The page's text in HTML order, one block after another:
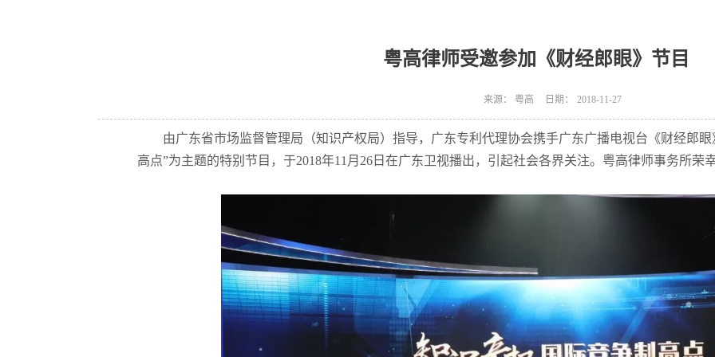
粤高律师受邀参加《财经郎眼》节目
来源： 粤高 日期： 2018-11-27
由广东省市场监督管理局（知识产权局）指导，广东专利代理协会携手广东广播电视台《财经郎
高点”为主题的特别节目，于2018年11月26日在广东卫视播出，引起社会各界关注。粤高律师事务所荣